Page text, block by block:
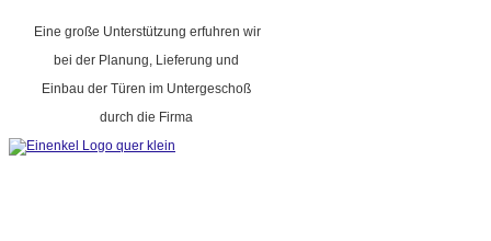
Eine große Unterstützung erfuhren wir
bei der Planung, Lieferung und
Einbau der Türen im Untergeschoß
durch die Firma